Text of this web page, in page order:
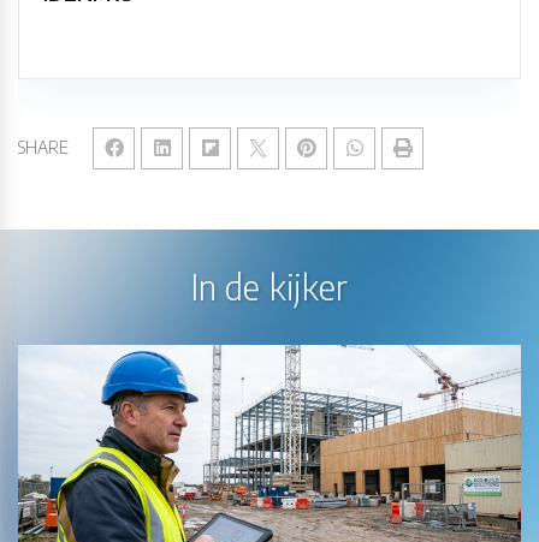
SHARE
In de kijker